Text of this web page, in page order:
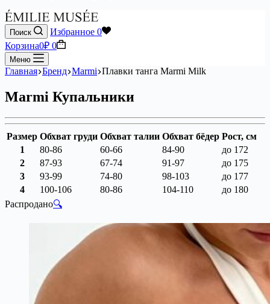
Поиск Избранное 0
Корзина0₽ 0
Меню
Главная Бренд Marmi Плавки танга Marmi Milk
Marmi Купальники
Размер Обхват груди Обхват талии Обхват бёдер Рост, см
1
80-86 60-66 84-90
до 172
2
87-93 67-74 91-97
до 175
3
93-99 74-80 98-103
до 177
4
100-106 80-86 104-110
до 180
Распродано🔍